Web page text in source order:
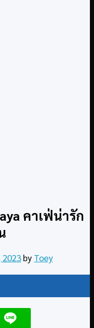
คาเฟ่น่ารัก
2023by Toey